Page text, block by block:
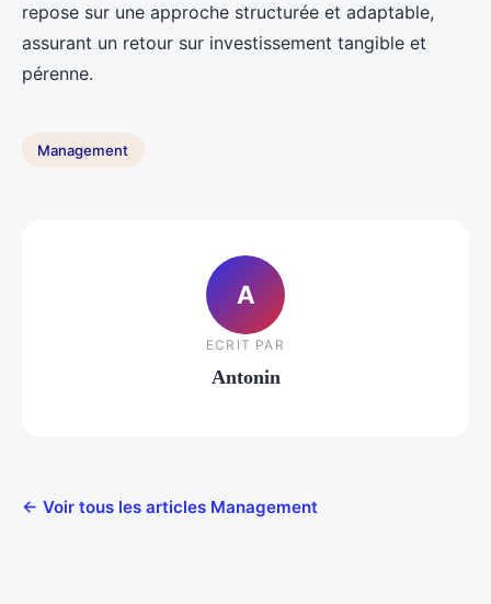
repose sur une approche structurée et adaptable,
assurant un retour sur investissement tangible et
pérenne.
Management
A
ECRIT PAR
Antonin
← Voir tous les articles Management